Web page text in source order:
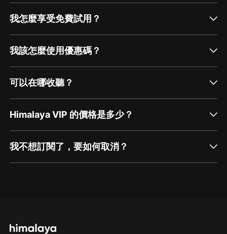
我怎麼享受免費試用？
我該怎麼使用優惠碼？
可以在哪收聽？
Himalaya VIP 的價格是多少？
我不想訂閱了，要如何取消？